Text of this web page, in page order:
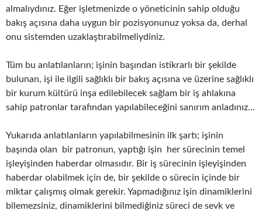
almalıydınız. Eğer işletmenizde o yöneticinin sahip olduğu
bakış açısına daha uygun bir pozisyonunuz yoksa da, derhal
onu sistemden uzaklaştırabilmeliydiniz.
Tüm bu anlatılanların; işinin başından istikrarlı bir şekilde
bulunan, işi ile ilgili sağlıklı bir bakış açısına ve üzerine sağlıklı
bir kurum kültürü inşa edilebilecek sağlam bir iş ahlakına
sahip patronlar tarafından yapılabileceğini sanırım anladınız…
Yukarıda anlatılanların yapılabilmesinin ilk şartı; işinin
başında olan bir patronun, yaptığı işin her sürecinin temel
işleyişinden haberdar olmasıdır. Bir iş sürecinin işleyişinden
haberdar olabilmek için de, bir şekilde o sürecin içinde bir
miktar çalışmış olmak gerekir. Yapmadığınız işin dinamiklerini
bilemezsiniz, dinamiklerini bilmediğiniz süreci de sevk ve